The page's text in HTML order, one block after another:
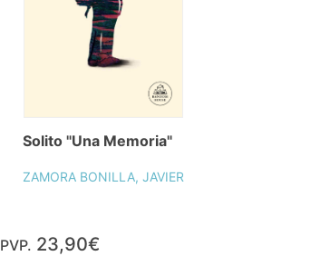
Solito "Una Memoria"
ZAMORA BONILLA, JAVIER
PVP. 23,90€